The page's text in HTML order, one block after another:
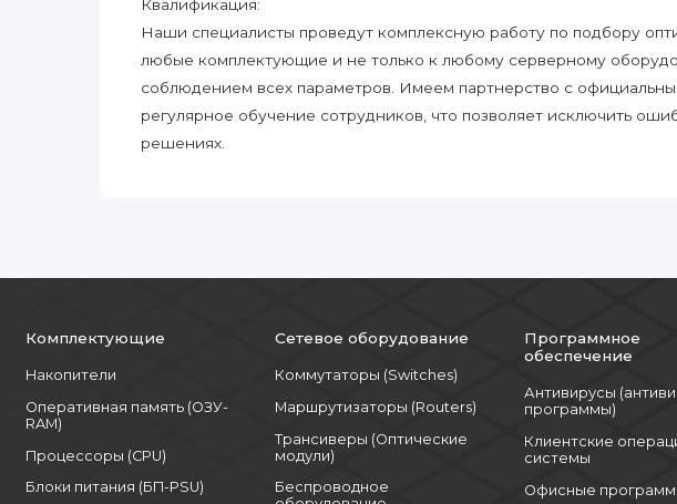
Квалификация:
Наши специалисты проведут комплексную работу по подбору
любые комплектующие и не только к любому серверному
соблюдением всех параметров. Имеем партнерство с
регулярное обучение сотрудников, что позволяет исключить
решениях.
Комплектующие
Накопители
Оперативная память (ОЗУ-
RAM)
Процессоры (CPU)
Блоки питания (БП-PSU)
Сетевое оборудование
Коммутаторы (Switches)
Маршрутизаторы (Routers)
Трансиверы (Оптические
модули)
Беспроводное
Программное
обеспечение
Антивирусы
программы)
Клиентские
системы
Офисные